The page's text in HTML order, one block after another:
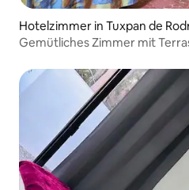
Hotelzimmer in Tuxpan de
Gemütliches Zimmer mit